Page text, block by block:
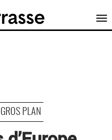
GROS PLAN